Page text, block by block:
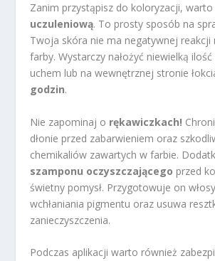
Zanim przystąpisz do koloryzacji,
uczuleniową. To prosty sposób na
Twoja skóra nie ma negatywnej reakcji
farby. Wystarczy nałożyć niewielką
uchem lub na wewnętrznej stronie
godzin.
Nie zapominaj o rękawiczkach!
dłonie przed zabarwieniem oraz
chemikaliów zawartych w farbie.
szamponu oczyszczającego przed
świetny pomysł. Przygotowuje on
wchłaniania pigmentu oraz usuwa
zanieczyszczenia.
Podczas aplikacji warto również